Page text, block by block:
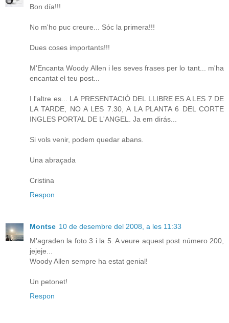
Bon día!!!
No m'ho puc creure... Sóc la primera!!!
Dues coses importants!!!
M'Encanta Woody Allen i les seves frases per lo tant... m'ha
encantat el teu post...
I l'altre es... LA PRESENTACIÓ DEL LLIBRE ES A LES 7 DE
LA TARDE, NO A LES 7.30, A LA PLANTA 6 DEL CORTE
INGLES PORTAL DE L'ANGEL. Ja em dirás...
Si vols venir, podem quedar abans.
Una abraçada
Cristina
Respon
Montse 10 de desembre del 2008, a les 11:33
M'agraden la foto 3 i la 5. A veure aquest post número 200,
jejeje...
Woody Allen sempre ha estat genial!
Un petonet!
Respon